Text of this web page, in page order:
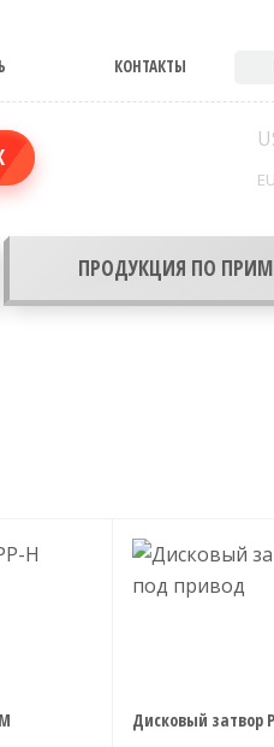
КОНТАКТЫ
ПРОДУКЦИЯ ПО
Дисковый затвор